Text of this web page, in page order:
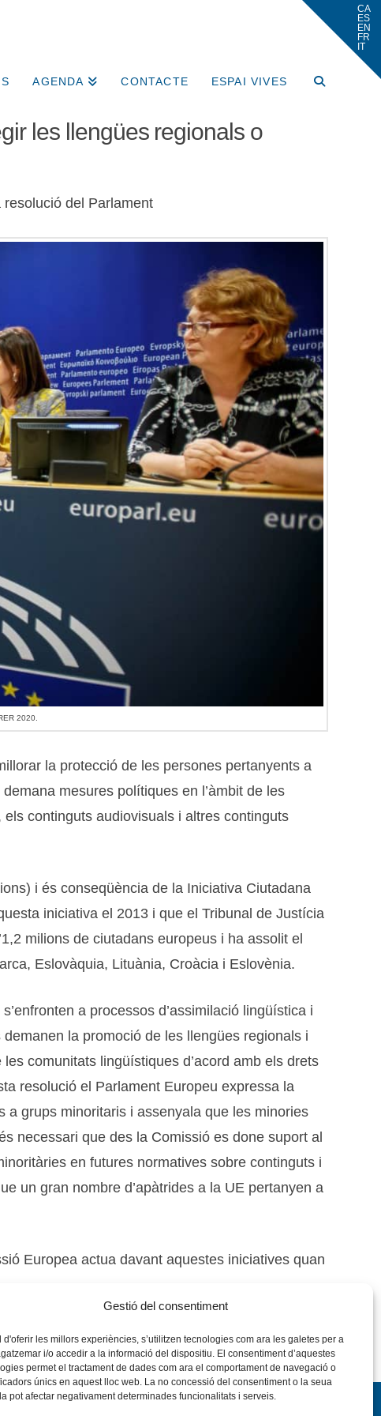
Gestió del consentiment
d'oferir les millors experiències, s’utilitzen tecnologies com ara les galetes per a
i/o accedir a la informació del dispositiu. El consentiment d’aquestes
permet el tractament de dades com ara el comportament de navegació o
únics en aquest lloc web. La no concessió del consentiment o la seua
pot afectar negativament determinades funcionalitats i serveis.
AGENDA CONTACTE ESPAI VIVES
les llengües regionals o
resolució del Parlament
2020.
la protecció de les persones pertanyents a
mesures polítiques en l’àmbit de les
continguts audiovisuals i altres continguts
i és conseqüència de la Iniciativa Ciutadana
iniciativa el 2013 i que el Tribunal de Justícia
milions de ciutadans europeus i ha assolit el
Eslovàquia, Lituània, Croàcia i Eslovènia.
a processos d’assimilació lingüística i
la promoció de les llengües regionals i
comunitats lingüístiques d’acord amb els drets
resolució el Parlament Europeu expressa la
a grups minoritaris i assenyala que les minories
necessari que des la Comissió es done suport al
en futures normatives sobre continguts i
un gran nombre d’apàtrides a la UE pertanyen a
Europea actua davant aquestes iniciatives quan